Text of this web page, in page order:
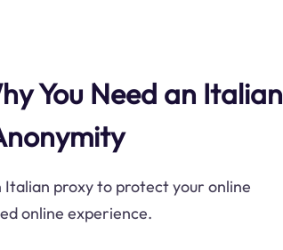
You Need an Italian
proxy to protect your online
online experience.